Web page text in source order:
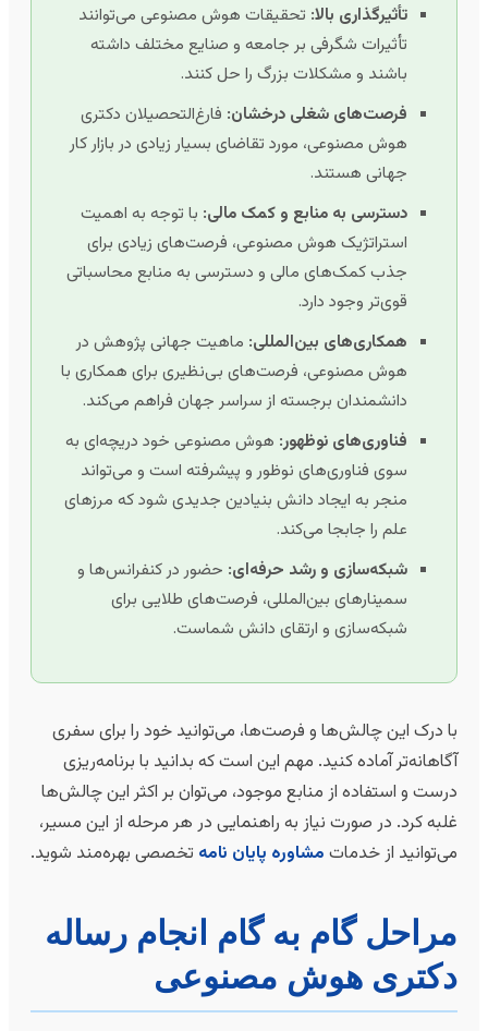
تأثیرگذاری بالا:تحقیقات هوش مصنوعی می‌توانند
تأثیرات شگرفی بر جامعه و صنایع مختلف داشته
باشند و مشکلات بزرگ را حل کنند.
فرصت‌های شغلی درخشان:فارغ‌التحصیلان دکتری
هوش مصنوعی، مورد تقاضای بسیار زیادی در بازار کار
جهانی هستند.
دسترسی به منابع و کمک مالی: با توجه به اهمیت
استراتژیک هوش مصنوعی، فرصت‌های زیادی برای
جذب کمک‌های مالی و دسترسی به منابع محاسباتی
قوی‌تر وجود دارد.
همکاری‌های بین‌المللی:ماهیت جهانی پژوهش در
هوش مصنوعی، فرصت‌های بی‌نظیری برای همکاری با
دانشمندان برجسته از سراسر جهان فراهم می‌کند.
فناوری‌های نوظهور:هوش مصنوعی خود دریچه‌ای به
سوی فناوری‌های نوظور و پیشرفته است و می‌تواند
منجر به ایجاد دانش بنیادین جدیدی شود که مرزهای
علم را جابجا می‌کند.
شبکه‌سازی و رشد حرفه‌ای:حضور در کنفرانس‌ها و
سمینارهای بین‌المللی، فرصت‌های طلایی برای
شبکه‌سازی و ارتقای دانش شماست.
درک این چالش‌ها و فرصت‌ها، می‌توانید خود را برای سفری
آماده کنید. مهم این است که بدانید با برنامه‌ریزی
و استفاده از منابع موجود، می‌توان بر اکثر این چالش‌ها
کرد. در صورت نیاز به راهنمایی در هر مرحله از این مسیر،
از خدماتمشاوره پایان نامه تخصصی بهره‌مند شوید.
گام به گام انجام رساله
هوش مصنوعی